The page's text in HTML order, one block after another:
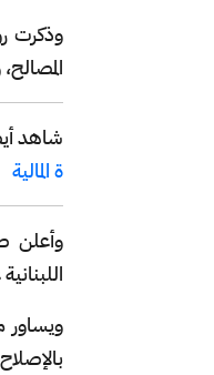
وذكرت
شاهد
ة المالية
ويساور